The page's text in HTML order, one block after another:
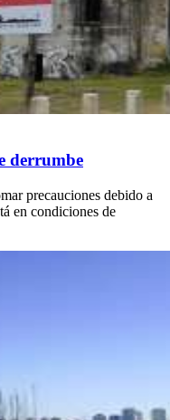
derrumbe
precauciones debido a
en condiciones de